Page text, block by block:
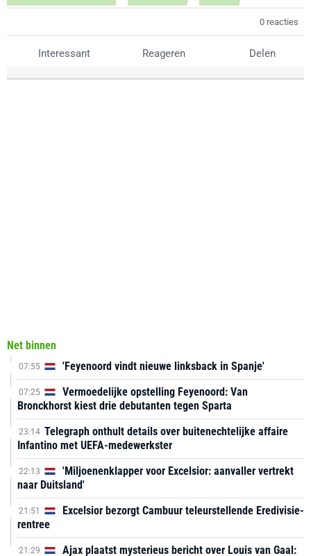
0 reacties
Interessant Reageren Delen
Net binnen
07:55 'Feyenoord vindt nieuwe linksback in Spanje'
07:25
Vermoedelijke opstelling Feyenoord: Van
Bronckhorst kiest drie debutanten tegen Sparta
23:14 Telegraph onthult details over buitenechtelijke affaire
Infantino met UEFA-medewerkster
22:13
'Miljoenenklapper voor Excelsior: aanvaller vertrekt
naar Duitsland'
21:51
Excelsior bezorgt Cambuur teleurstellende Eredivisie-
rentree
21:29 Ajax plaatst mysterieus bericht over Louis van Gaal: